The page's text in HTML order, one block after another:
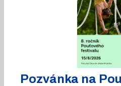
Pozvánka na